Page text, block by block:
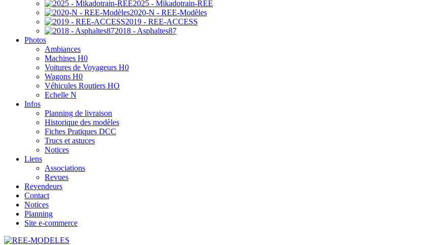
2025 - Mikadotrain-REE
2020-N - REE-Modèles
2019 - REE-ACCESS
2018 - Asphaltes87
Photos
Ambiances
Machines H0
Voitures de Voyageurs H0
Wagons H0
Véhicules Routiers HO
Echelle N
Infos
Planning de livraison
Historique des modèles
Fiches Pratiques DCC
Trucs et astuces
Notices
Liens
Associations
Revues
Revendeurs
Contact
Notices
Planning
Site e-commerce